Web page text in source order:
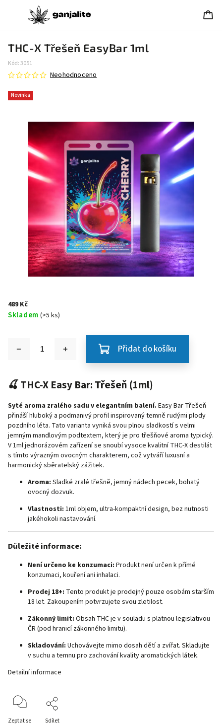
THC-X Třešeň EasyBar 1ml
Kód:3051
Novinka
Neohodnoceno
489 Kč
Skladem (>5 ks)
Přidat do košíku
🍒 THC-X Easy Bar: Třešeň (1ml)
Syté aroma zralého sadu v elegantním balení. Easy Bar Třešeň
přináší hluboký a podmanivý profil inspirovaný temně rudými plody
pozdního léta. Tato varianta vyniká svou plnou sladkostí s velmi
jemným mandlovým podtextem, který je pro třešňové aroma typický.
V 1ml jednorázovém zařízení se snoubí vysoce kvalitní THC-X destilát
s tímto výrazným ovocným charakterem, což vytváří luxusní a
harmonický sběratelský zážitek.
Aroma: Sladké zralé třešně, jemný nádech pecek, bohatý
ovocný dozvuk.
Vlastnosti: 1ml objem, ultra-kompaktní design, bez nutnosti
jakéhokoli nastavování.
Důležité informace:
Není určeno ke konzumaci: Produkt není určen k přímé
konzumaci, kouření ani inhalaci.
Prodej 18+: Tento produkt je prodejný pouze osobám starším
18 let. Zakoupením potvrzujete svou zletilost.
Zákonný limit: Obsah THC je v souladu s platnou legislativou
ČR (pod hranicí zákonného limitu).
Skladování: Uchovávejte mimo dosah dětí a zvířat. Skladujte
v suchu a temnu pro zachování kvality aromatických látek.
Detailní informace
Zeptat se Sdílet